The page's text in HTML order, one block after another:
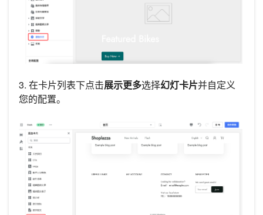
3. 在卡片列表下点击展示更多选择幻灯卡片并自定义
您的配置。